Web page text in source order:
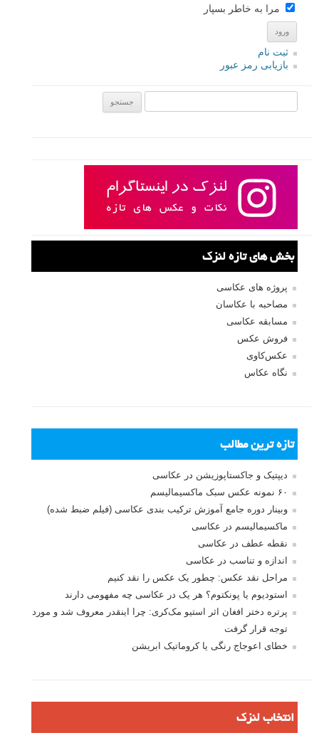
مرا به خاطر بسپار
ثبت نام
بازیابی رمز عبور
بخش های تازه لنزک
پروژه های عکاسی
مصاحبه با عکاسان
مسابقه عکاسی
فروش عکس
عکس‌کاوی
نگاه عکاس
تازه ترین مطالب
دیپتیک و جاکستا‌پوزیشن در عکاسی
۶۰ نمونه عکس سبک ماکسیمالیسم
وبینار دوره جامع آموزش ترکیب بندی عکاسی (فیلم ضبط شده)
ماکسیمالیسم در عکاسی
نقطه عطف در عکاسی
اندازه و تناسب در عکاسی
مراحل نقد عکس: چطور یک عکس را نقد کنیم
استودیوم یا پونکتوم؟ هر یک در عکاسی چه مفهومی دارند
پرتره دختر افغان اثر استیو مک‌کری: چرا اینقدر معروف شد و مورد
توجه قرار گرفت
خطای اعوجاج رنگی یا کروماتیک ابریشن
انتخاب لنزک